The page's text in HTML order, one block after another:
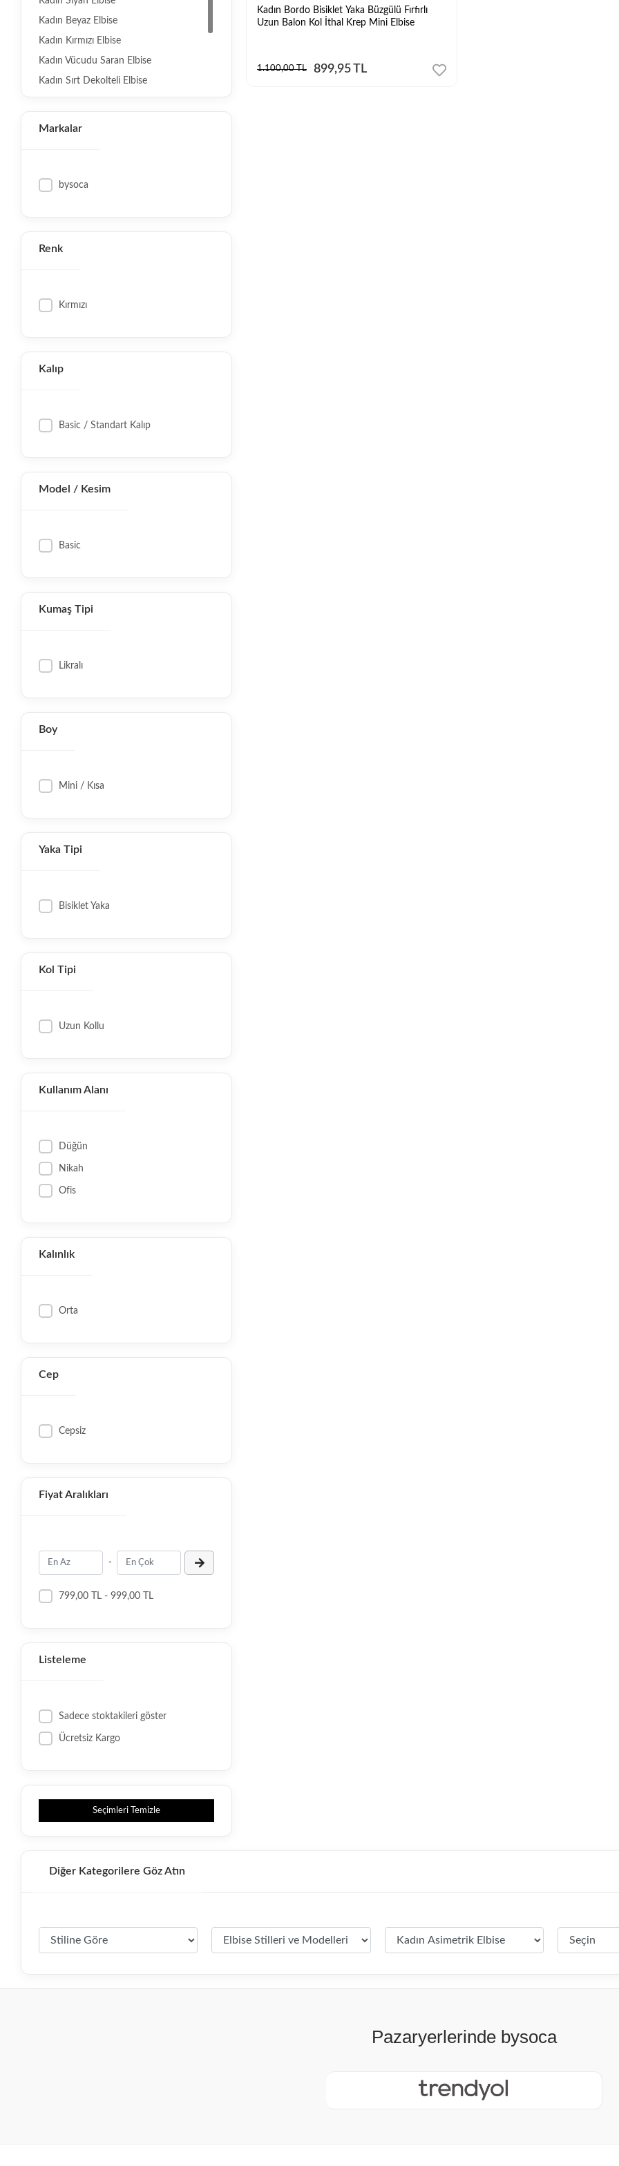
Kadın Beyaz Elbise
Kadın Kırmızı Elbise
Kadın Vücudu Saran Elbise
Kadın Sırt Dekolteli Elbise
Kadın Keten Elbise
Markalar
bysoca
Renk
Kırmızı
Kalıp
Basic / Standart Kalıp
Model / Kesim
Basic
Kumaş Tipi
Likralı
Boy
Mini / Kısa
Yaka Tipi
Bisiklet Yaka
Kol Tipi
Uzun Kollu
Kullanım Alanı
Düğün
Nikah
Ofis
Kalınlık
Orta
Cep
Cepsiz
Fiyat Aralıkları
-
799,00 TL - 999,00 TL
Listeleme
Sadece stoktakileri göster
Ücretsiz Kargo
Seçimleri Temizle
Kadın Bordo Bisiklet Yaka Büzgülü Fırfırlı
Uzun Balon Kol İthal Krep Mini Elbise
1.100,00 TL 899,95 TL
Diğer Kategorilere Göz Atın